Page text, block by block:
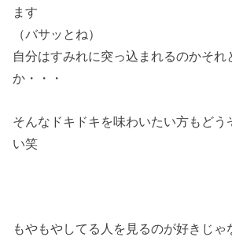
ます
（バサッとね）
自分はすみれに突っ込まれるのかそれ
か・・・
そんなドキドキを味わいたい方もどう
い笑
もやもやしてる人を見るのが好きじゃ